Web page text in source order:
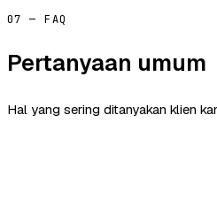
07 — FAQ
Pertanyaan umum
Hal yang sering ditanyakan klien